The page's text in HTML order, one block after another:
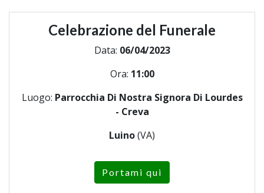
Celebrazione del Funerale
Data: 06/04/2023
Ora: 11:00
Luogo: Parrocchia Di Nostra Signora Di Lourdes
- Creva
Luino(VA)
Portami qui